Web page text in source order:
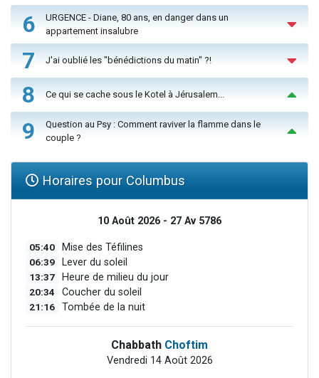
6
URGENCE - Diane, 80 ans, en danger dans un
appartement insalubre
7 J'ai oublié les "bénédictions du matin" ?!
8 Ce qui se cache sous le Kotel à Jérusalem...
9
Question au Psy : Comment raviver la flamme dans le
couple ?
Horaires pour Columbus
10 Août 2026 - 27 Av 5786
05:40 Mise des Téfilines
06:39 Lever du soleil
13:37 Heure de milieu du jour
20:34 Coucher du soleil
21:16 Tombée de la nuit
Chabbath Choftim
Vendredi 14 Août 2026